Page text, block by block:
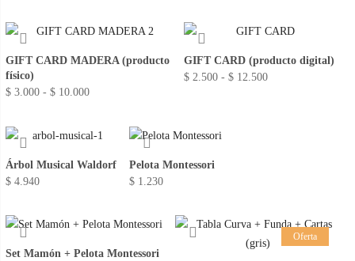
GIFT CARD MADERA (producto
físico)
$ 3.000 - $ 10.000Rango
precios:
$ 3.000
GIFT CARD (producto digital)
$ 2.500 - $ 12.500Rango
Árbol Musical Waldorf
$ 4.940
Pelota Montessori
$ 1.230
Set Mamón + Pelota Montessori
Oferta